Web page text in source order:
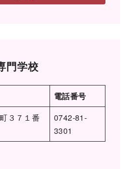
門学校
電話番号
３７１番
0742-81-
3301